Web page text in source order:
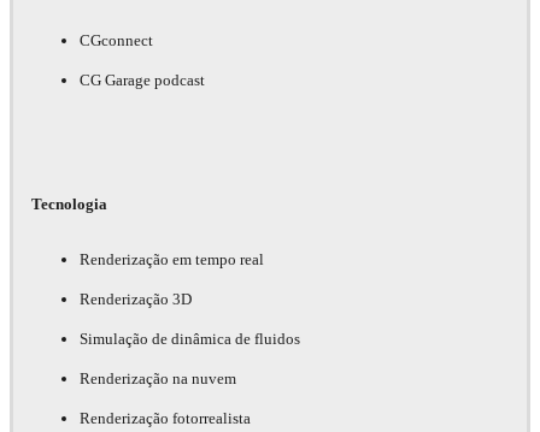
CGconnect
CG Garage podcast
Tecnologia
Renderização em tempo real
Renderização 3D
Simulação de dinâmica de fluidos
Renderização na nuvem
Renderização fotorrealista